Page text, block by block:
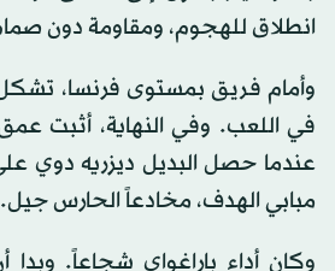
انطلاق للهجوم، ومقاومة دون
وأمام فريق بمستوى فرنسا،
في اللعب. وفي النهاية، أثبت
عندما حصل البديل ديزريه دوي
مبابي الهدف، مخادعاً الحارس جيل.
وكان أداء باراغواي شجاعاً. وبدا